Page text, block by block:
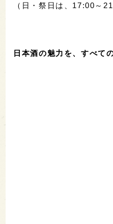
（日・祭日は、17:00～
日本酒の魅力を、すべて